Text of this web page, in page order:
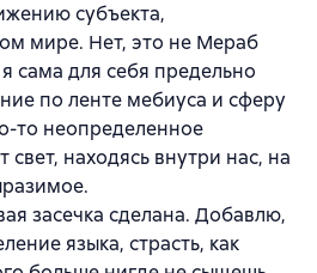
субъекта,
мире. Нет, это не Мераб
сама для себя предельно
по ленте мебиуса и сферу
то неопределенное
находясь внутри нас, на
засечка сделана. Добавлю,
языка, страсть, как